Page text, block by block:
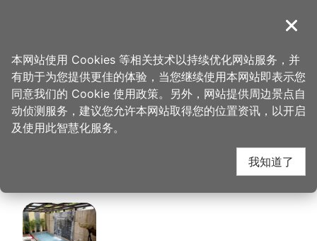
導覽
首页 > 想去的地方 > 美食、购物 > 中坜观光夜市-贵子油饭
中坜观光夜市-贵子油
饭 周边住宿
关闭
本网站使用 Cookies 等相关技术以持续优化网站服务，并
有助于为您提供更佳的体验，当您继续使用本网站即表示您
同意我们的 Cookie 使用政策。另外，网站提供周边景点自
动侦测服务，建议您允许本网站取得您的位置资讯，以开启
及使用此智慧化服务。
我知道了